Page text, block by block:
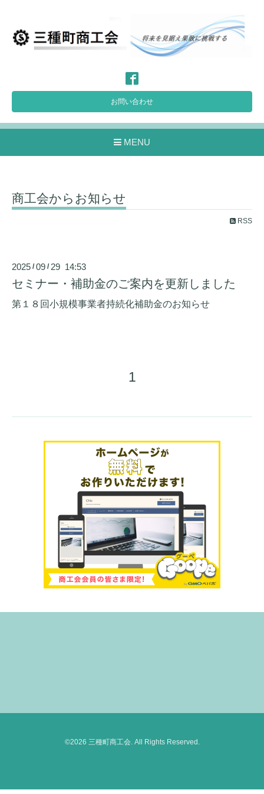
お問い合わせ
MENU
商工会からお知らせ
RSS
2025 /09 / 29 14:53
セミナー・補助金のご案内を更新しました
第１８回小規模事業者持続化補助金のお知らせ
1
©2026 三種町商工会. All Rights Reserved.